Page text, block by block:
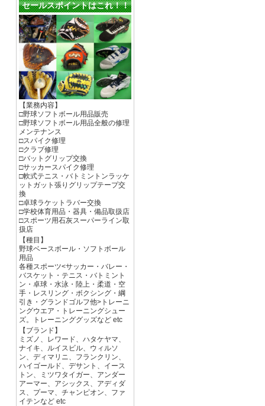
セールスポイントはこれ！！
【業務内容】
□野球ソフトボール用品販売
□野球ソフトボール用品全般の修理
メンテナンス
□スパイク修理
□クラブ修理
□バットグリップ交換
□サッカースパイク修理
□軟式テニス・バトミントンラッケ
ットガット張りグリップテープ交
換
□卓球ラケットラバー交換
□学校体育用品・器具・備品取扱店
□スポーツ用石灰スーパーライン取
扱店
【種目】
野球ベースボール・ソフトボール
用品
各種スポーツ<サッカー・バレー・
バスケット・テニス・バトミント
ン・卓球・水泳・陸上・柔道・空
手・レスリング・ボクシング・綱
引き・グランドゴルフ他>トレーニ
ングウエア・トレーニングシュー
ズ。トレーニンググッズなど etc
【ブランド】
ミズノ、レワード、ハタケヤマ、
ナイキ、ルイスビル、ウィルソ
ン、ディマリニ、フランクリン、
ハイゴールド、デサント、イース
トン、ミツワタイガー、アンダー
アーマー、アシックス、アディダ
ス、プーマ、チャンピオン、ファ
イテンなど etc